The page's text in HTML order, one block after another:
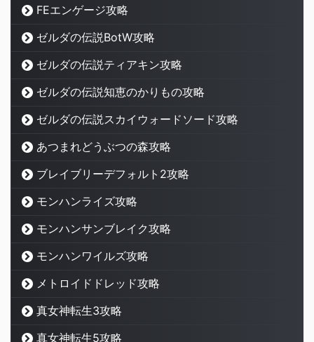
FEエンゲージ攻略
ゼルダの伝説BotW攻略
ゼルダの伝説ティアキン攻略
ゼルダの伝説知恵のかりもの攻略
ゼルダの伝説スカイウォードソード攻略
あつまれどうぶつの森攻略
ブレイブリーデフォルト2攻略
モンハンライズ攻略
モンハンサンブレイク攻略
モンハンワイルズ攻略
メトロイドドレッド攻略
真女神転生3攻略
真女神転生5攻略